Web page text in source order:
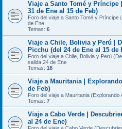
Viaje a Santo Tomé y Príncipe
31 de Ene al 15 de Feb)
Foro del viaje a Santo Tomé y Príncipe
de Ene
Temas: 6
Viaje a Chile, Bolivia y Perú |
Picchu (del 24 de Ene al 15 de
Foro del viaje a Chile, Bolivia y Perú
salida 24 de Ene
Temas: 18
Viaje a Mauritania |
de Feb)
Foro del viaje a Mauritania
Temas: 7
Viaje a Cabo Verde |
al 24 de Ene)